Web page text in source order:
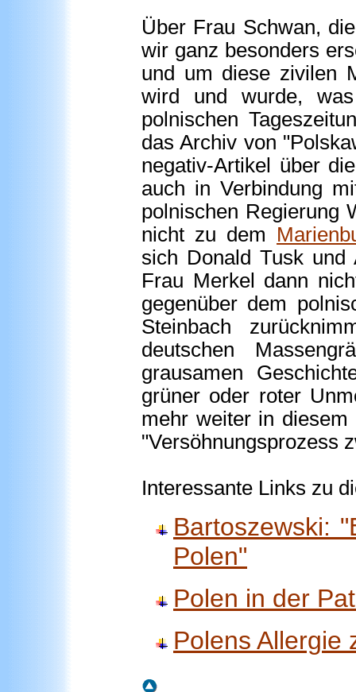
Über Frau Schwan,
wir ganz besonders
und um diese zivilen
wird und wurde,
polnischen
das Archiv von
negativ-Artikel über
auch in Verbindung
polnischen Regierung
nicht zu dem
sich Donald Tusk und
Frau Merkel dann
gegenüber dem
Steinbach
deutschen
grausamen
grüner oder roter
mehr weiter in diesem
"Versöhnungsprozess
Interessante Links zu
Bartoszewski:
Polen"
Polen in der
Polens Allergie